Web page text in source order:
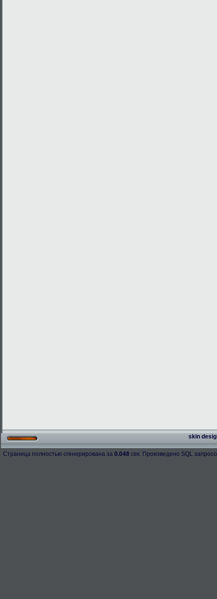
skin
Страница полностью сгенерирована за 0.048 сек. Произведено SQL